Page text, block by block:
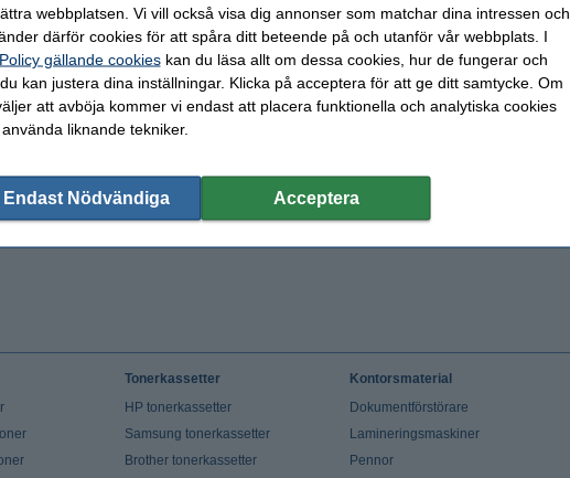
Tonerkassetter
HP tonerkassetter
Samsung tonerkassetter
Brother tonerkassetter
Kontorsmaterial
Dokumentförstörare
Lamineringsmaskiner
Pennor
webbplatsen. Vi vill också visa dig annonser som matchar dina intressen och
därför cookies för att spåra ditt beteende på och utanför vår webbplats. I
Policy gällande cookieskan du läsa allt om dessa cookies, hur de fungerar och
kan justera dina inställningar. Klicka på acceptera för att ge ditt samtycke. Om
att avböja kommer vi endast att placera funktionella och analytiska cookies
liknande tekniker.
Endast Nödvändiga Acceptera